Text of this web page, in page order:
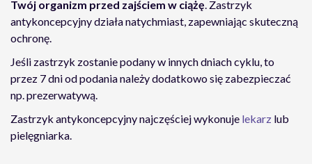
Twój organizm przed zajściem w ciążę. Zastrzyk
antykoncepcyjny działa natychmiast, zapewniając skuteczną
ochronę.
Jeśli zastrzyk zostanie podany w innych dniach cyklu, to
przez 7 dni od podania należy dodatkowo się zabezpieczać
np. prezerwatywą.
Zastrzyk antykoncepcyjny najczęściej wykonuje lekarz lub
pielęgniarka.